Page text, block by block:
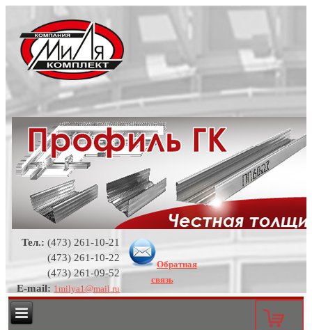
Тел.: (473) 261-10-21
(473) 261-10-22
(473) 261-09-52
E-mail: 1milya1@mail.ru
Обратная
связь